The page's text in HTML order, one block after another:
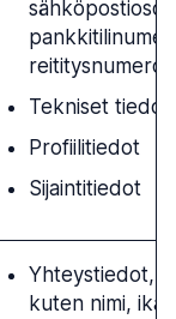
reititysnumero
Tekniset tiedot
Profiilitiedot
Sijaintitiedot
Yhteystiedot,
kuten nimi, ikä,